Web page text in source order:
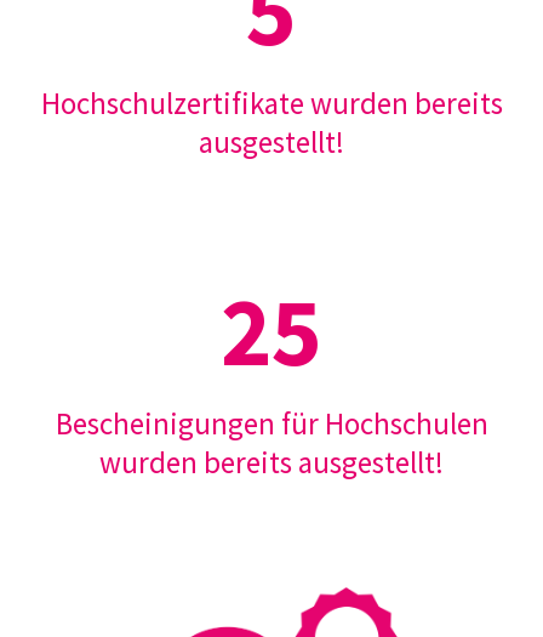
Hochschulzertifikate wurden bereits
ausgestellt!
26
Bescheinigungen für Hochschulen
wurden bereits ausgestellt!